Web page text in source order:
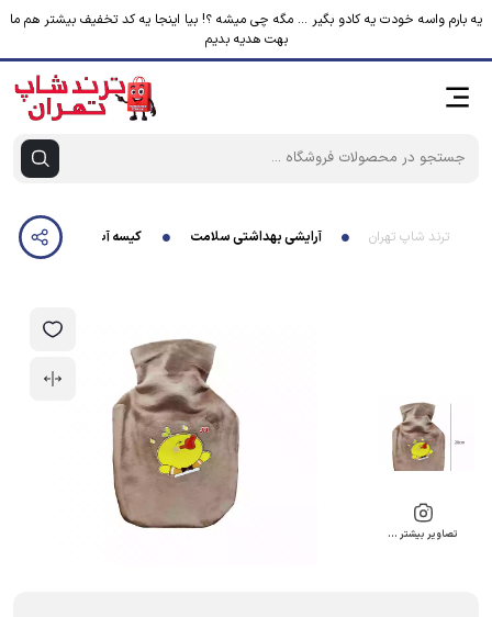
یه بارم واسه خودت یه کادو بگیر ... مگه چی میشه ؟! بیا اینجا یه کد تخفیف بیشتر هم ما
بهت هدیه بدیم
ترند شاپ تهران آرایشی بهداشتی سلامت کیسه آب گرم کودک مدل
تصاویر بیشتر …